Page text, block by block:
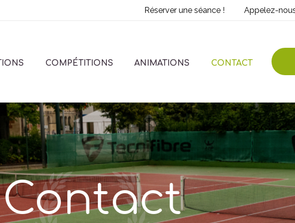
Réserver une séance ! Appelez-
COMPÉTITIONS ANIMATIONS CONTACT
Contact